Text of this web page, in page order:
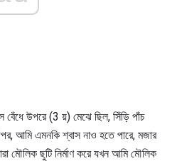
উপরে (3 য়) মেঝে ছিল, সিঁড়ি পাঁচ
আমি এমনকি শ্বাস নাও হতে পারে, মজার
মৌলিক ছুটি নির্মাণ করে যখন আমি মৌলিক